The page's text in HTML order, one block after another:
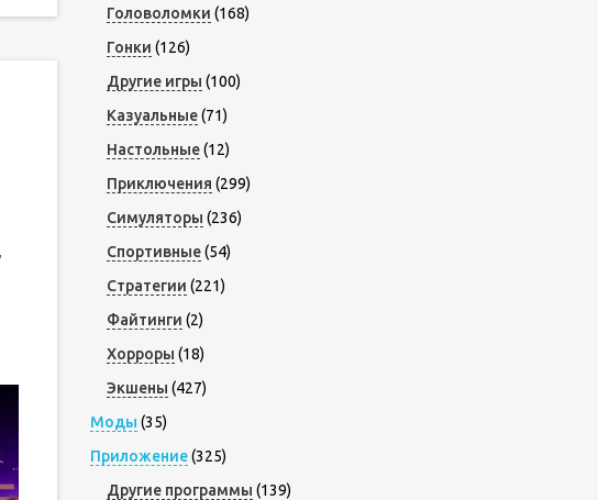
Головоломки (168)
Гонки (126)
Другие игры (100)
Казуальные(71)
Настольные(12)
Приключения (299)
Симуляторы (236)
Спортивные(54)
Стратегии (221)
Файтинги (2)
Хорроры (18)
Экшены (427)
Моды (35)
Приложение(325)
Другие программы (139)